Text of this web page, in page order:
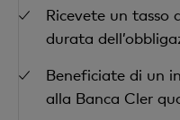
Ricevete un tasso
durata
Beneficiate di un
alla Banca Cler